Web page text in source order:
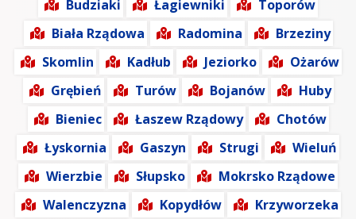
Budziaki Łagiewniki
Toporów
Biała Rządowa
Radomina
Brzeziny
Skomlin
Kadłub Jeziorko
Ożarów
Grębień
Turów Bojanów
Huby
Bieniec
Łaszew Rządowy
Chotów
Łyskornia
Gaszyn Strugi
Wieluń
Wierzbie
Słupsko
Mokrsko Rządowe
Walenczyzna
Kopydłów
Krzyworzeka